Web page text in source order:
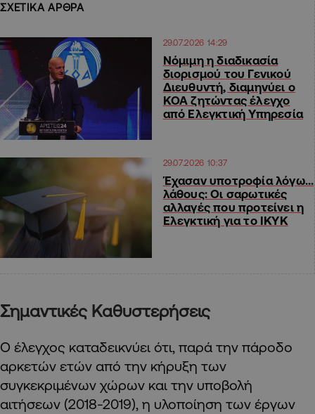
ΣΧΕΤΙΚΑ ΑΡΘΡΑ
29.07.2026 14:29
Νόμιμη η διαδικασία
διορισμού του Γενικού
Διευθυντή, διαμηνύει ο
ΚΟΑ ζητώντας έλεγχο
από Ελεγκτική Υπηρεσία
29.07.2026 10:37
Έχασαν υποτροφία λόγω…
λάθους: Οι σαρωτικές
αλλαγές που προτείνει η
Ελεγκτική για το ΙΚΥΚ
Σημαντικές Καθυστερήσεις
Ο έλεγχος καταδεικνύει ότι, παρά την πάροδο
αρκετών ετών από την κήρυξη των
συγκεκριμένων χώρων και την υποβολή
αιτήσεων (2018-2019), η υλοποίηση των έργων